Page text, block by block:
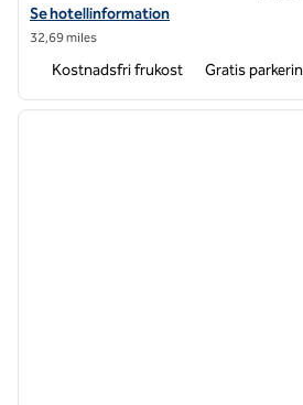
Visa hotelluppgifter för Homewood
Se hotellinformation
32,69 miles
Kostnadsfri frukost Gratis
1 av 12